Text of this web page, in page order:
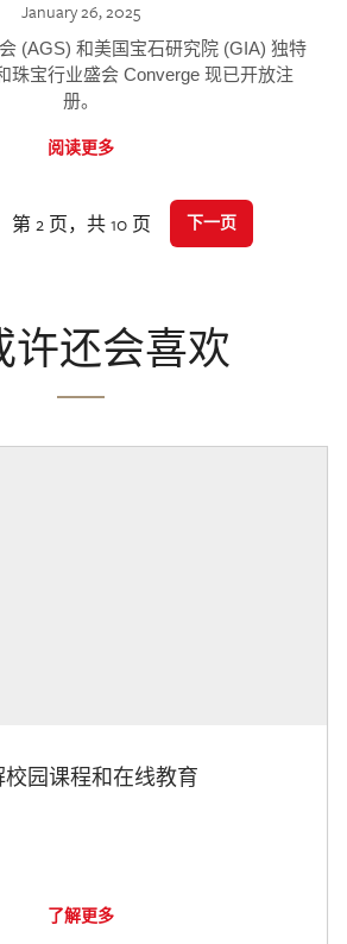
January 26, 2025
(AGS) 和美国宝石研究院 (GIA) 独特
珠宝行业盛会 Converge 现已开放注
册。
阅读更多
第 2 页，共 10 页 下一页
许还会喜欢
校园课程和在线教育
了解更多